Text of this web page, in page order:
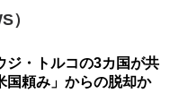
）
ジ・トルコの3カ国が共
頼み」からの脱却か